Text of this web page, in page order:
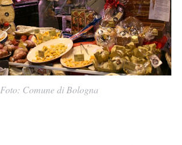
Foto: Comune di Bologna